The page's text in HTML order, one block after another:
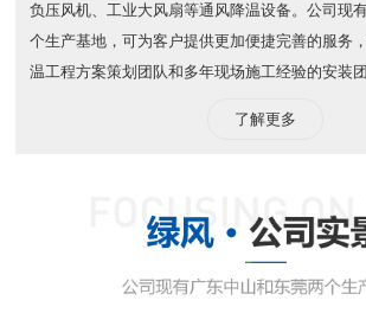
负压风机、工业大风扇等通风降温设备。公司现
个生产基地，可为客户提供更加便捷完善的服务
温工程方案策划团队和多年现场施工经验的安装
了解更多